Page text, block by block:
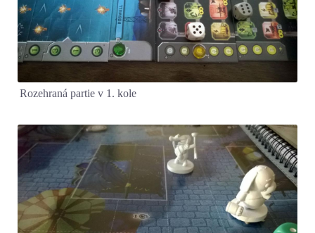
Rozehraná partie v 1. kole